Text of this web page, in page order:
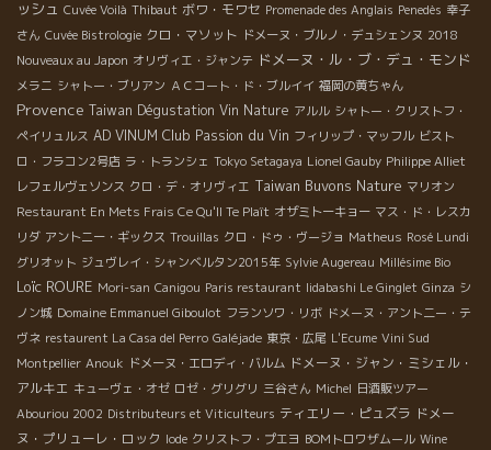
ッシュ Cuvée Voilà Thibaut ボワ・モワセ Promenade des Anglais Penedès 幸子
さん Cuvée Bistrologie クロ・マソット ドメーヌ・ブルノ・デュシェンヌ 2018
Nouveaux au Japon オリヴィエ・ジャンテ ドメーヌ・ル・ブ・デュ・モンド
メラニ シャトー・ブリアン ＡＣコート・ド・ブルイイ 福岡の黄ちゃん
Provence Taiwan Dégustation Vin Nature アルル シャトー・クリストフ・
ペイリュルス AD VINUM Club Passion du Vin フィリップ・マッフル ビスト
ロ・フラコン2号店 ラ・トランシェ Tokyo Setagaya Lionel Gauby Philippe Alliet
レフェルヴェソンス クロ・デ・オリヴィエ Taiwan Buvons Nature マリオン
Restaurant En Mets Frais Ce Qu'Il Te Plaît オザミトーキョー マス・ド・レスカ
リダ アントニー・ギックス Trouillas クロ・ドゥ・ヴージョ Matheus Rosé Lundi
グリオット ジュヴレイ・シャンベルタン2015年 Sylvie Augereau Millésime Bio
Loïc ROURE Mori-san Canigou Paris restaurant Iidabashi Le Ginglet Ginza シ
ノン城 Domaine Emmanuel Giboulot フランソワ・リボ ドメーヌ・アント二ー・テ
ヴネ restaurent La Casa del Perro Galéjade 東京・広尾 L'Ecume Vini Sud
Montpellier Anouk ドメーヌ・エロディ・バルム ドメーヌ・ジャン・ミシェル・
アルキエ キューヴェ・オゼ ロゼ・グリグリ 三谷さん Michel 日酒販ツアー
Abouriou 2002 Distributeurs et Viticulteurs ティエリー・ピュズラ ドメー
ヌ・プリューレ・ロック Iode クリストフ・プエヨ BOMトロワザムール Wine